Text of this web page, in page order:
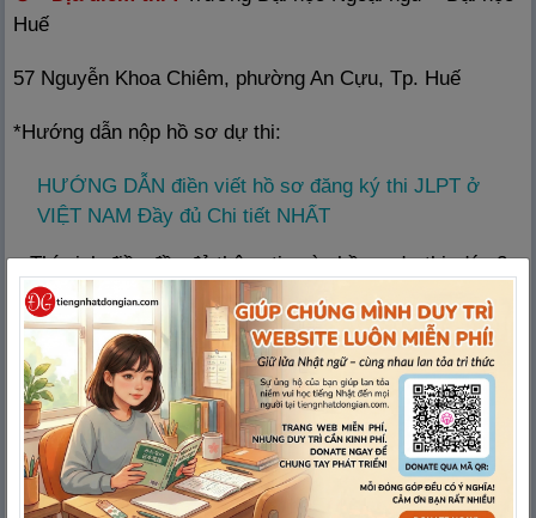
Huế
57 Nguyễn Khoa Chiêm, phường An Cựu, Tp. Huế
*Hướng dẫn nộp hồ sơ dự thi:
HƯỚNG DẪN điền viết hồ sơ đăng ký thi JLPT ở
VIỆT NAM Đầy đủ Chi tiết NHẤT
– Thí sinh điền đầy đủ thông tin vào hồ sơ dự thi, dán 2
ảnh 3×4 vào hồ sơ kèm 01 bì thư dán tem có ghi sẵn địa
chỉ ở phần “Người nhận” để Hội đồng thi gửi giấy báo dự
thi. Trong trường hợp thí sinh không nhận được giấy báo
dự thi do ghi không rõ địa chỉ hay vì lý do nào khác, thí
sinh có thể liên hệ trực tiếp (hoặc qua điện thoại) đến
Văn phòng Khoa NN&VH Nhật Bản kể từ ngày
15/11/2019.